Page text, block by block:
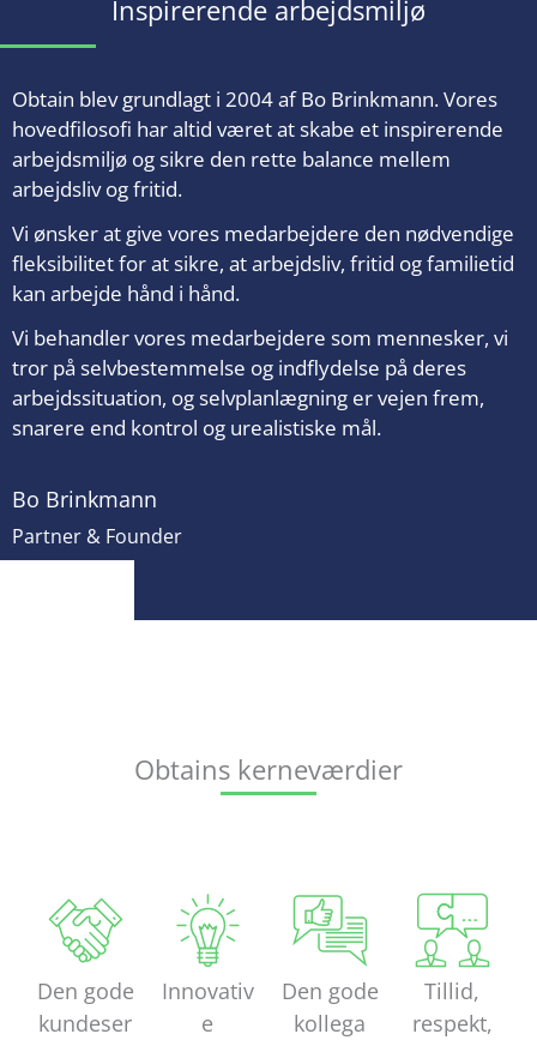
Inspirerende arbejdsmiljø
Obtain blev grundlagt i 2004 af Bo Brinkmann. Vores
hovedfilosofi har altid været at skabe et inspirerende
arbejdsmiljø og sikre den rette balance mellem
arbejdsliv og fritid.
Vi ønsker at give vores medarbejdere den nødvendige
fleksibilitet for at sikre, at arbejdsliv, fritid og familietid
kan arbejde hånd i hånd.
Vi behandler vores medarbejdere som mennesker, vi
tror på selvbestemmelse og indflydelse på deres
arbejdssituation, og selvplanlægning er vejen frem,
snarere end kontrol og urealistiske mål.
Bo Brinkmann
Partner & Founder
Obtains kerneværdier
Den gode
kundeser
Innovativ
e
Den gode
kollega​
Tillid,
respekt,